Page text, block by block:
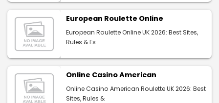
European Roulette Online
European Roulette Online UK 2026: Best Sites,
Rules & Es
Online Casino American
Online Casino American Roulette UK 2026: Best
Sites, Rules &